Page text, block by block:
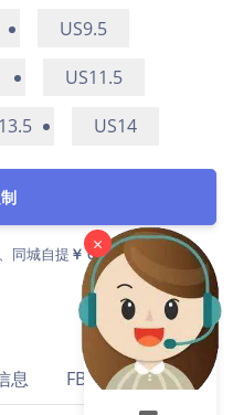
US9.5
US11.5
US14
、同城自提 ￥ 0.00、国内到付￥
息 FBA运费试算
×